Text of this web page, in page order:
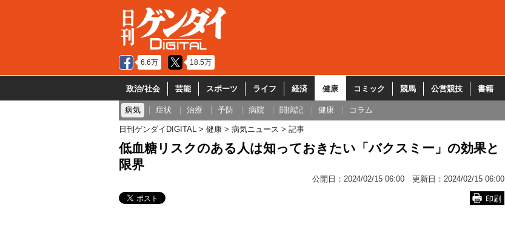
6.6万 18.5万
政治/社会 芸能 スポーツ ライフ 経済 健康 コミック 競馬 公営競技 書籍
病気 症状 治療 予防 病院 闘病記 健康 コラム
日刊ゲンダイDIGITAL 健康 病気ニュース 記事
低血糖リスクのある人は知っておきたい「バクスミー」の効果と
限界
公開日： 2024/02/15 06:00 更新日： 2024/02/15 06:00
印刷